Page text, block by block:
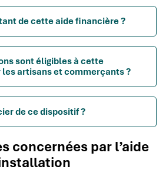
de cette aide financière ?
sont éligibles à cette
artisans et commerçants ?
de ce dispositif ?
concernées par l’aide